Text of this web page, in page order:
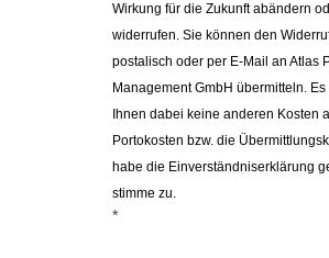
Wirkung für die Zukunft abändern
widerrufen. Sie können den
postalisch oder per E-Mail an Atlas
Management GmbH übermitteln.
Ihnen dabei keine anderen Kosten
Portokosten bzw. die
habe die Einverständniserklärung
stimme zu.
*